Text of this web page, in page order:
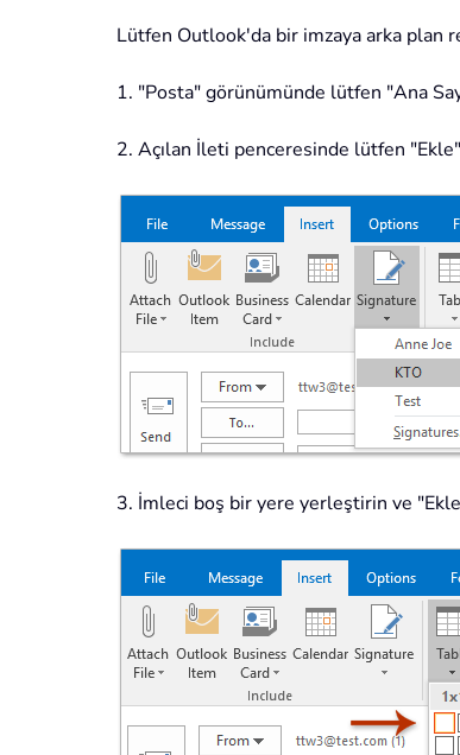
Lütfen Outlook'da bir imzaya arka plan
1. "Posta" görünümünde lütfen "Ana
2. Açılan İleti penceresinde lütfen
3. İmleci boş bir yere yerleştirin ve